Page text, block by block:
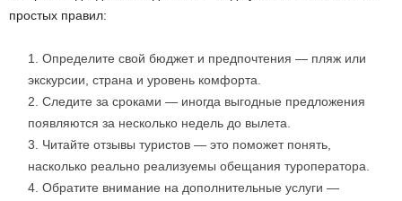
простых правил:
Определите свой бюджет и предпочтения — пляж или
экскурсии, страна и уровень комфорта.
Следите за сроками — иногда выгодные предложения
появляются за несколько недель до вылета.
Читайте отзывы туристов — это поможет понять,
насколько реально реализуемы обещания туроператора.
Обратите внимание на дополнительные услуги —